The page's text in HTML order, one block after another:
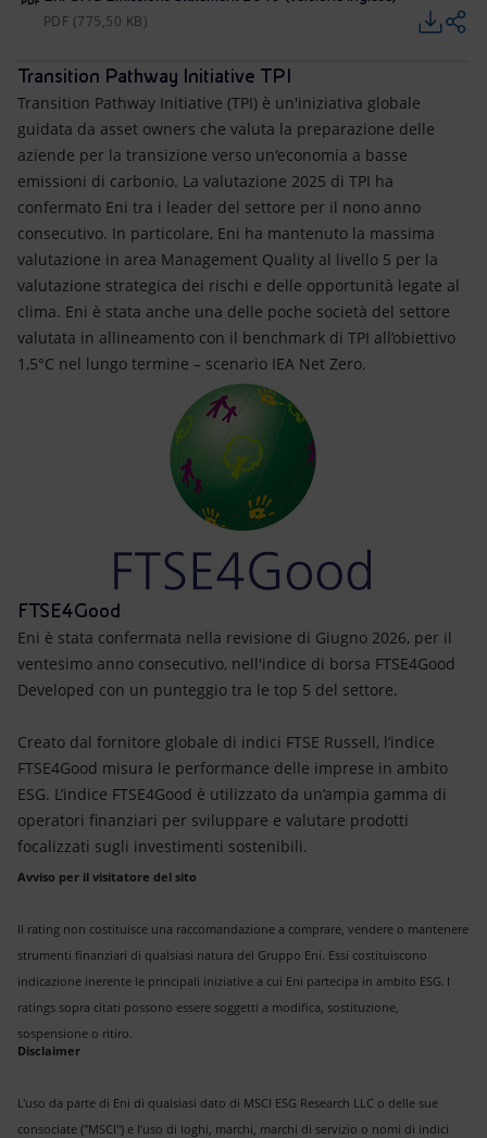
PDF (775,50 KB)
Transition Pathway Initiative TPI
Transition Pathway Initiative (TPI) è un'iniziativa globale
guidata da asset owners che valuta la preparazione delle
aziende per la transizione verso un'economia a basse
emissioni di carbonio. La valutazione 2025 di TPI ha
confermato Eni tra i leader del settore per il nono anno
consecutivo. In particolare, Eni ha mantenuto la massima
valutazione in area Management Quality al livello 5 per la
valutazione strategica dei rischi e delle opportunità legate al
clima. Eni è stata anche una delle poche società del settore
valutata in allineamento con il benchmark di TPI all’obiettivo
1,5°C nel lungo termine – scenario IEA Net Zero.
FTSE4Good
Eni è stata confermata nella revisione di Giugno 2026, per il
ventesimo anno consecutivo, nell'indice di borsa FTSE4Good
Developed con un punteggio tra le top 5 del settore.
Creato dal fornitore globale di indici FTSE Russell, l’indice
FTSE4Good misura le performance delle imprese in ambito
ESG. L’indice FTSE4Good è utilizzato da un’ampia gamma di
operatori finanziari per sviluppare e valutare prodotti
focalizzati sugli investimenti sostenibili.
Avviso per il visitatore del sito
Il rating non costituisce una raccomandazione a comprare, vendere o mantenere
strumenti finanziari di qualsiasi natura del Gruppo Eni. Essi costituiscono
indicazione inerente le principali iniziative a cui Eni partecipa in ambito ESG. I
ratings sopra citati possono essere soggetti a modifica, sostituzione,
sospensione o ritiro.
Disclaimer
L'uso da parte di Eni di qualsiasi dato di MSCI ESG Research LLC o delle sue
consociate ("MSCI") e l’uso di loghi, marchi, marchi di servizio o nomi di indici